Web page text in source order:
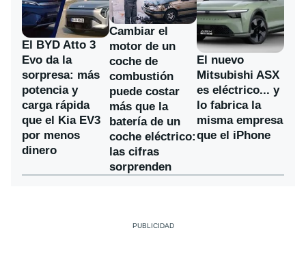
El BYD Atto 3
Evo da la
sorpresa: más
potencia y
carga rápida
que el Kia EV3
por menos
dinero
Cambiar el
motor de un
coche de
combustión
puede costar
más que la
batería de un
coche eléctrico:
las cifras
sorprenden
El nuevo
Mitsubishi ASX
es eléctrico... y
lo fabrica la
misma empresa
que el iPhone